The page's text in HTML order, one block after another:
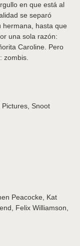
en que está al
se separó
hermana, hasta que
una sola razón:
Caroline. Pero
zombis.
Snoot
Peacocke, Kat
Felix Williamson,